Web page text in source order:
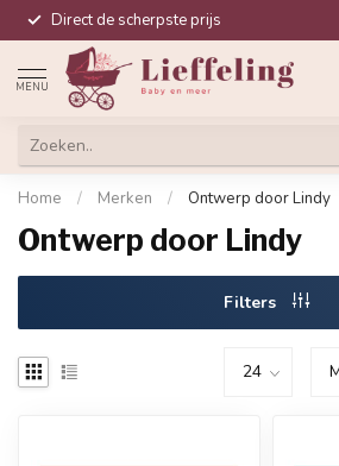
Direct de scherpste prijs
MENU
Home / Merken / Ontwerp door Lindy
Ontwerp door Lindy
Filters